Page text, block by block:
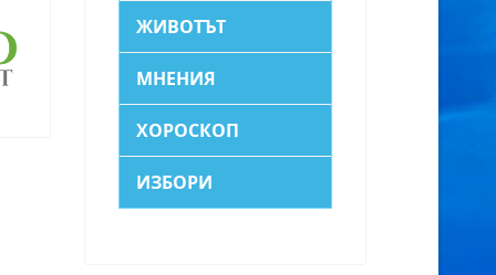
ЖИВОТЪТ
МНЕНИЯ
ХОРОСКОП
ИЗБОРИ